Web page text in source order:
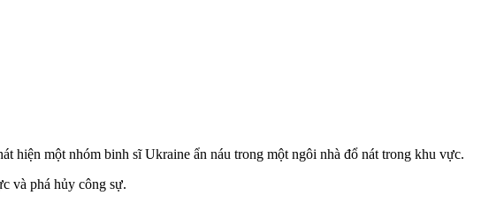
một nhóm binh sĩ Ukraine ẩn náu trong một ngôi nhà đổ nát trong khu vực.
và phá hủy công sự.